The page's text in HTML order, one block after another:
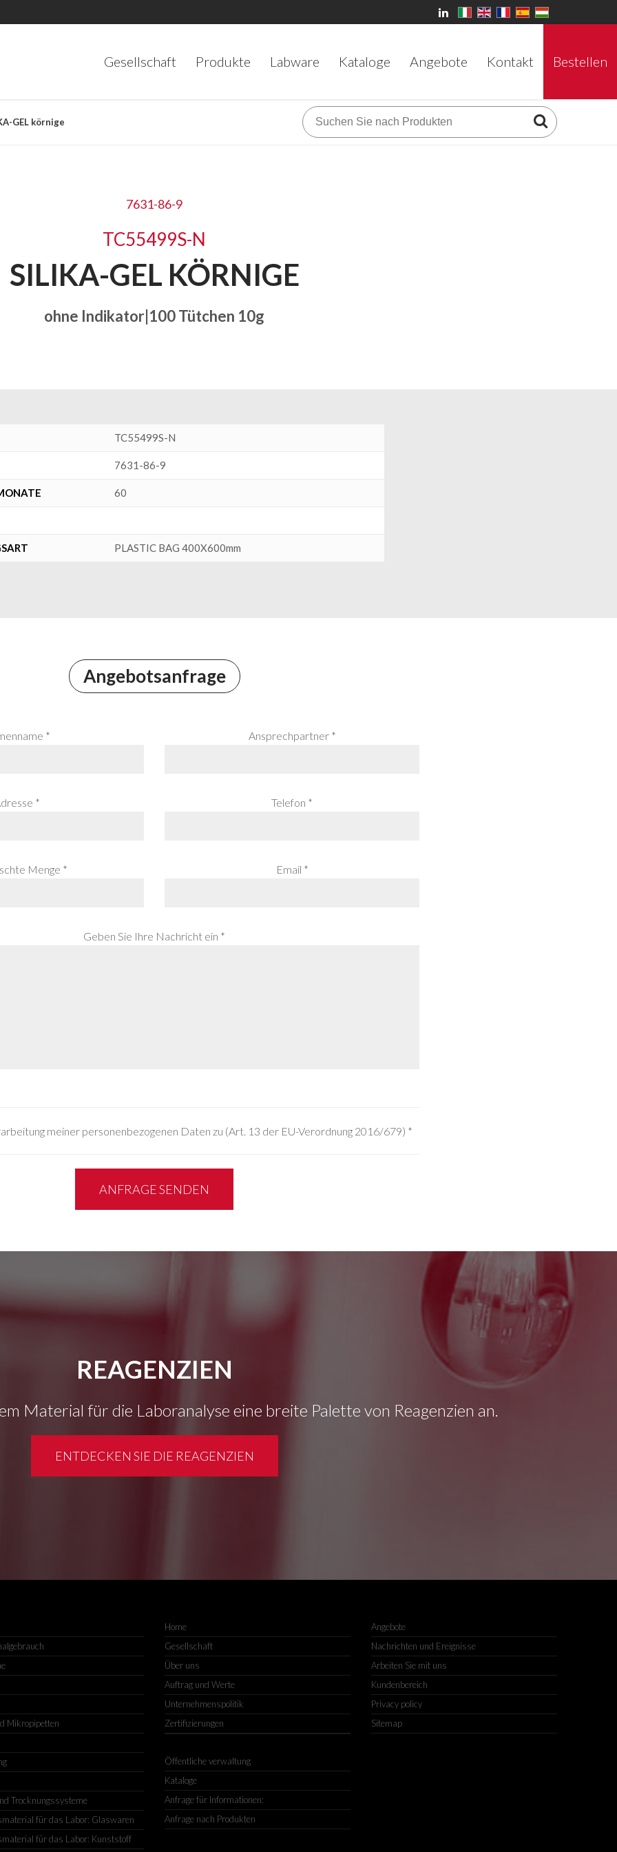
Gesellschaft Produkte Labware Kataloge Angebote Kontakt Bestellen
GEL körnige
7631-86-9
TC55499S-N
SILIKA-GEL KÖRNIGE
ohne Indikator|100 Tütchen 10g
TC55499S-N
7631-86-9
60
PLASTIC BAG 400X600mm
Angebotsanfrage
* Ansprechpartner *
* Telefon *
Menge * Email *
Geben Sie Ihre Nachricht ein *
meiner personenbezogenen Daten zu (Art. 13 der EU-Verordnung 2016/679) *
ANFRAGE SENDEN
REAGENZIEN
Material für die Laboranalyse eine breite Palette von Reagenzien an.
ENTDECKEN SIE DIE REAGENZIEN
Mikropipetten
Trocknungssysteme
für das Labor: Glaswaren
für das Labor: Kunststoff
Home
Gesellschaft
Über uns
Auftrag und Werte
Unternehmenspolitik
Zertifizierungen
Öffentliche verwaltung
Kataloge
Anfrage für Informationen:
Anfrage nach Produkten
Angebote
Nachrichten und Ereignisse
Arbeiten Sie mit uns
Kundenbereich
Privacy policy
Sitemap